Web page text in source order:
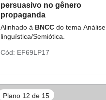
persuasivo no gênero
propaganda
Alinhado à BNCC do tema Análise
linguística/Semiótica.
Cód: EF69LP17
Plano 12 de 15